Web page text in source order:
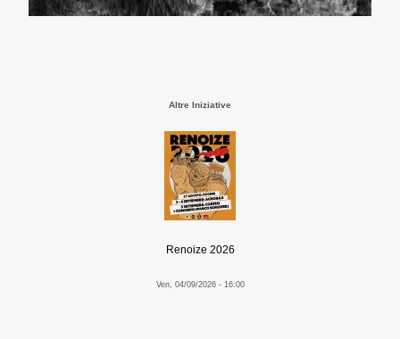
Altre Iniziative
Renoize 2026
Ven, 04/09/2026 - 16:00